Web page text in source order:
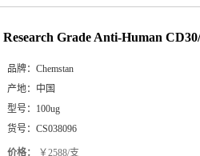
Research Grade Anti-Human
品牌： Chemstan
产地： 中国
型号： 100ug
货号： CS038096
价格： ￥2588/支